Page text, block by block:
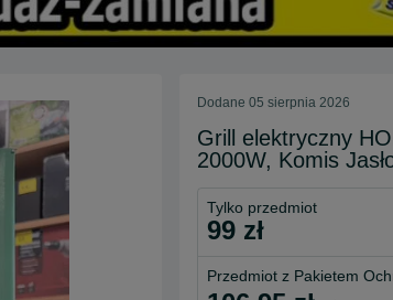
Dodane 05 sierpnia 2026
Grill elektryczny
2000W, Komis
Tylko przedmiot
99 zł
Przedmiot z Pakietem